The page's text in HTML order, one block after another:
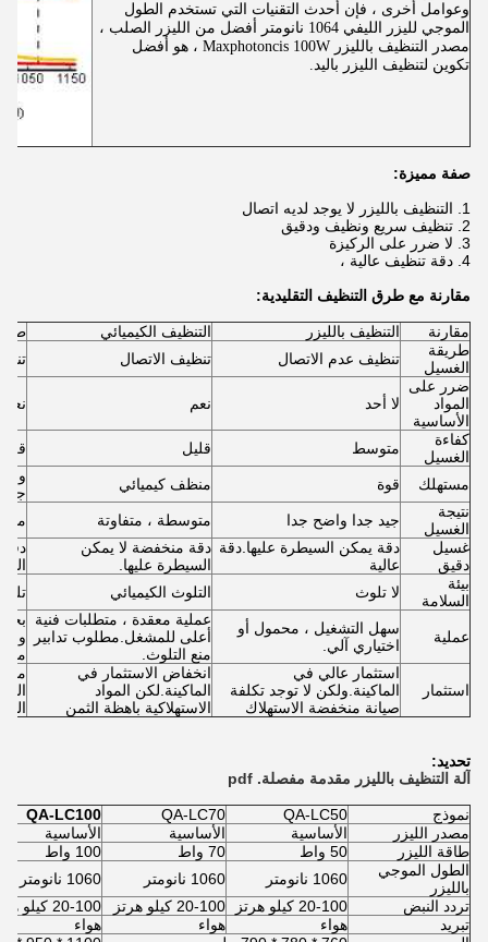
وعوامل أخرى ، فإن أحدث التقنيات التي تستخدم الطول
الموجي لليزر الليفي 1064 نانومتر أفضل من الليزر الصلب ،
مصدر التنظيف بالليزر Maxphotoncis 100W ، هو أفضل
تكوين لتنظيف الليزر باليد.
صفة مميزة:
1. التنظيف بالليزر لا يوجد لديه اتصال
2. تنظيف سريع ونظيف ودقيق
3. لا ضرر على الركيزة
4. دقة تنظيف عالية ،
مقارنة مع طرق التنظيف التقليدية:
مقارنة التنظيف بالليزر التنظيف الكيميائي
طريقة
الغسيل
تنظيف عدم الاتصال تنظيف الاتصال
ضرر على
المواد
الأساسية
لا أحد نعم نعم
كفاءة
الغسيل
متوسط قليل
مستهلك قوة منظف ​​كيميائي
جلخ
نتيجة
الغسيل
جيد جدا واضح جدا متوسطة ، متفاوتة
غسيل
دقيق
دقة يمكن السيطرة عليها.دقة
عالية
دقة منخفضة لا يمكن
السيطرة عليها.
بيئة
السلامة
لا تلوث التلوث الكيميائي
عملية
سهل التشغيل ، محمول أو
اختياري آلي.
عملية معقدة ، متطلبات فنية
أعلى للمشغل.مطلوب تدابير
منع التلوث.
منع
استثمار
استثمار عالي في
الماكينة.ولكن لا توجد تكلفة
صيانة منخفضة الاستهلاك
انخفاض الاستثمار في
الماكينة.لكن المواد
الاستهلاكية باهظة الثمن
تحديد:
آلة التنظيف بالليزر مقدمة مفصلة. pdf
نموذج QA-LC50
QA-LC70
QA-LC100
مصدر الليزر
الأساسية الأساسية
الأساسية
طاقة الليزر
50 واط 70 واط
100 واط
الطول الموجي
بالليزر
1060 نانومتر 1060 نانومتر
1060 نانومتر
تردد النبض
20-100 كيلو هرتز 20-100 كيلو هرتز
20-100 كيلو هرتز
تبريد
هواء هواء
هواء